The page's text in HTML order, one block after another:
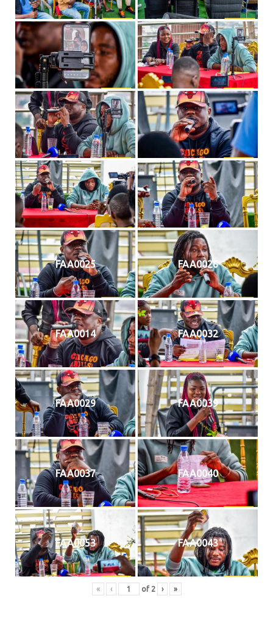
FAA0025 FAA0026
FAA0014 FAA0032
FAA0029 FAA0039
FAA0037 FAA0040
FAA0053 FAA0043
« ‹ of 2 › »